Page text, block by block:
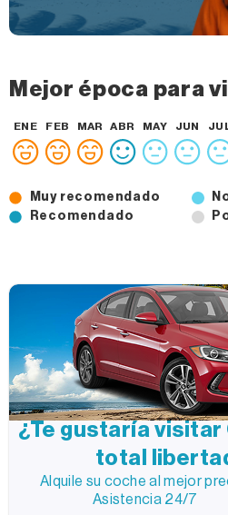
Mejor época para
ENE FEB MAR ABR MAY JUN
Muy recomendado
Recomendado
¿Te gustaría visitar
total
Alquile su coche al mejor
Asistencia 24/7